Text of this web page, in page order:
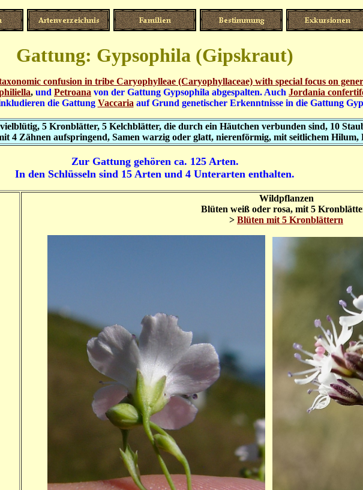
Gattung: Gypsophila (Gipskraut)
confusion in tribe Caryophylleae (Caryophyllaceae) with special focus on
, und Petroana von der Gattung Gypsophila abgespalten. Auch Jordania
die Gattung Vaccaria auf Grund genetischer Erkenntnisse in die Gattung
5 Kronblätter, 5 Kelchblätter, die durch ein Häutchen verbunden sind, 10
4 Zähnen aufspringend, Samen warzig oder glatt, nierenförmig, mit seitlichem
Zur Gattung gehören ca. 125 Arten.
In den Schlüsseln sind 15 Arten und 4 Unterarten enthalten.
Wildpflanzen
Blüten weiß oder rosa, mit 5
> Blüten mit 5 Kronblättern